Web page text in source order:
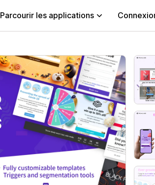
Parcourir les applications